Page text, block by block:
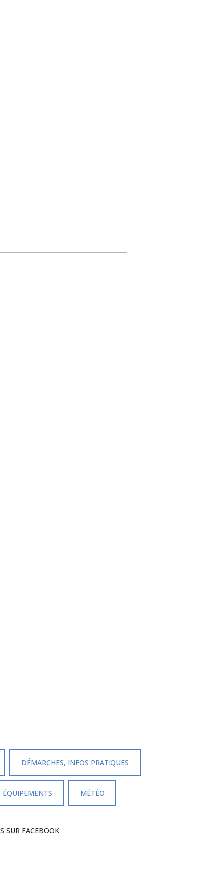
DÉMARCHES, INFOS PRATIQUES
ÉQUIPEMENTS MÉTÉO
SUR FACEBOOK